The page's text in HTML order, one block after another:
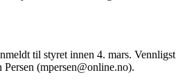
til styret innen 4. mars. Vennligst
(mpersen@online.no).